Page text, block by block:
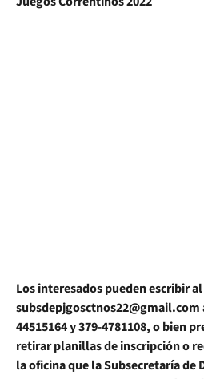
Los interesados pueden escribir
subsdepjgosctnos22@gmail.com
44515164 y 379-4781108, o bien
retirar planillas de inscripción o
la oficina que la Subsecretaría